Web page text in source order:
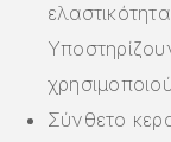
Σύνθετο